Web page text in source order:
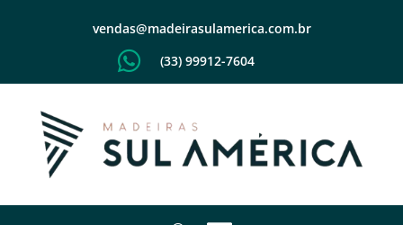
vendas@madeirasulamerica.com.br
 (33) 99912-7604